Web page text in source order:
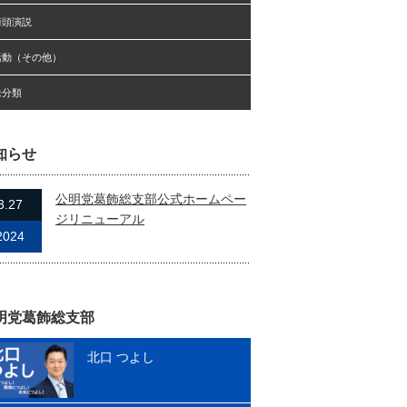
頭演説
（その他）
分類
らせ
公明党葛飾総支部公式ホームペー
ジリニューアル
党葛飾総支部
北口 つよし